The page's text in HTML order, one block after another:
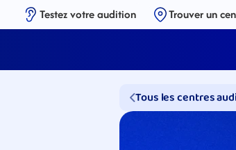
Testez votre audition Trouver un
Tous les centres